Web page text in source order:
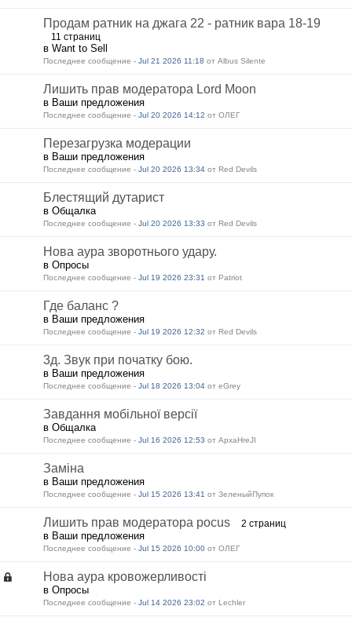
Продам ратник на джага 22 - ратник вара 18-19
11 страниц
в Want to Sell
Последнее сообщение - Jul 21 2026 11:18 от Albus Silente
Лишить прав модератора Lord Moon
в Ваши предложения
Последнее сообщение - Jul 20 2026 14:12 от ОЛЕГ
Перезагрузка модерации
в Ваши предложения
Последнее сообщение - Jul 20 2026 13:34 от Red Devils
Блестящий дутарист
в Общалка
Последнее сообщение - Jul 20 2026 13:33 от Red Devils
Нова аура зворотнього удару.
в Опросы
Последнее сообщение - Jul 19 2026 23:31 от Patriot
Где баланс ?
в Ваши предложения
Последнее сообщение - Jul 19 2026 12:32 от Red Devils
3д. Звук при початку бою.
в Ваши предложения
Последнее сообщение - Jul 18 2026 13:04 от eGrey
Завдання мобільної версії
в Общалка
Последнее сообщение - Jul 16 2026 12:53 от ApxaHreJI
Заміна
в Ваши предложения
Последнее сообщение - Jul 15 2026 13:41 от ЗеленыйПупок
Лишить прав модератора pocus 2 страниц
в Ваши предложения
Последнее сообщение - Jul 15 2026 10:00 от ОЛЕГ
Нова аура кровожерливості
в Опросы
Последнее сообщение - Jul 14 2026 23:02 от Lechler